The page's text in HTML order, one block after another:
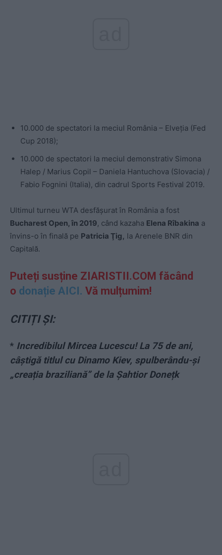
10.000 de spectatori la meciul România – Elveţia (Fed
Cup 2018);
10.000 de spectatori la meciul demonstrativ Simona
Halep / Marius Copil – Daniela Hantuchova (Slovacia) /
Fabio Fognini (Italia), din cadrul Sports Festival 2019.
Ultimul turneu WTA desfăşurat în România a fost
Bucharest Open, în 2019, când kazaha Elena Rîbakina a
învins-o în finală pe Patricia Ţig, la Arenele BNR din
Capitală.
Puteți susține ZIARISTII.COM făcând
o donație AICI. Vă mulțumim!
CITIȚI ȘI:
* Incredibilul Mircea Lucescu! La 75 de ani,
câștigă titlul cu Dinamo Kiev, spulberându-și
„creația braziliană” de la Șahtior Donețk